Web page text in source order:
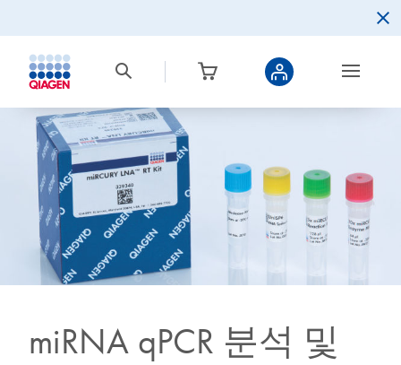
miRNA qPCR 분석 및